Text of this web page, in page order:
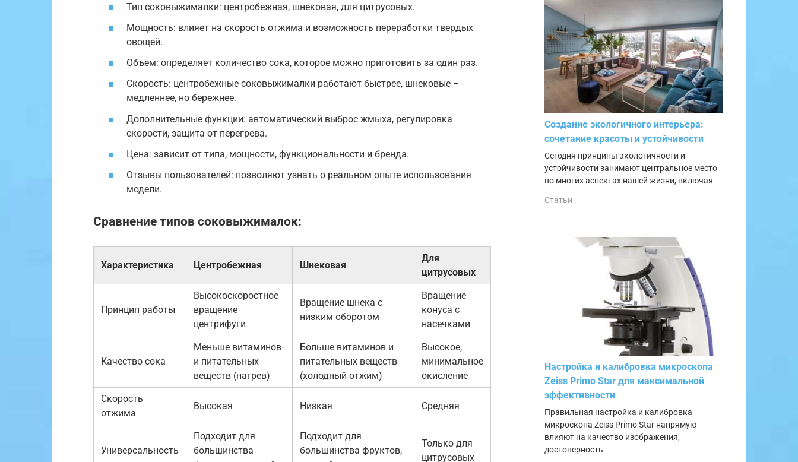
Тип соковыжималки: центробежная, шнековая, для цитрусовых.
Мощность: влияет на скорость отжима и возможность переработки твердых
овощей.
Объем: определяет количество сока, которое можно приготовить за один раз.
Скорость: центробежные соковыжималки работают быстрее, шнековые –
медленнее, но бережнее.
Дополнительные функции: автоматический выброс жмыха, регулировка
скорости, защита от перегрева.
Цена: зависит от типа, мощности, функциональности и бренда.
Отзывы пользователей: позволяют узнать о реальном опыте использования
модели.
Сравнение типов соковыжималок:
Характеристика Центробежная Шнековая
Для
цитрусовых
Принцип работы
Высокоскоростное
вращение
центрифуги
Вращение шнека с
низким оборотом
Вращение
конуса с
насечками
Качество сока
Меньше витаминов
и питательных
веществ (нагрев)
Больше витаминов и
питательных веществ
(холодный отжим)
Высокое,
минимальное
окисление
Скорость
отжима
Высокая Низкая Средняя
Универсальность
Подходит для
большинства
Подходит для
большинства фруктов,
Только для
цитрусовых
Создание экологичного интерьера:
сочетание красоты и устойчивости
Сегодня принципы экологичности и
устойчивости занимают центральное место
во многих аспектах нашей жизни, включая
Статьи
Настройка и калибровка микроскопа
Zeiss Primo Star для максимальной
эффективности
Правильная настройка и калибровка
микроскопа Zeiss Primo Star напрямую
влияют на качество изображения,
достоверность